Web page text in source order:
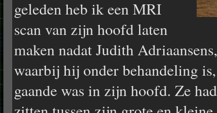
geleden heb ik een MRI
scan van zijn hoofd laten
maken nadat Judith
waarbij hij onder behandeling is,
gaande was in zijn hoofd. Ze